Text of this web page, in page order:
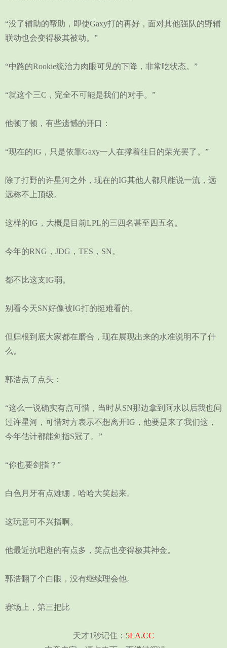
“没了辅助的帮助，即使Gaxy打的再好，面对其他强队的野辅
联动也会变得极其被动。”
“中路的Rookie统治力肉眼可见的下降，非常吃状态。”
“就这个三C，完全不可能是我们的对手。”
他顿了顿，有些遗憾的开口：
“现在的IG，只是依靠Gaxy一人在撑着往日的荣光罢了。”
除了打野的许星河之外，现在的IG其他人都只能说一流，远
远称不上顶级。
这样的IG，大概是目前LPL的三四名甚至四五名。
今年的RNG，JDG，TES，SN。
都不比这支IG弱。
别看今天SN好像被IG打的挺难看的。
但归根到底大家都在磨合，现在展现出来的水准说明不了什
么。
郭浩点了点头：
“这么一说确实有点可惜，当时从SN那边拿到阿水以后我也问
过许星河，可惜对方表示不想离开IG，他要是来了我们这，
今年估计都能剑指S冠了。”
“你也要剑指？”
白色月牙有点难绷，哈哈大笑起来。
这玩意可不兴指啊。
他最近抗吧逛的有点多，笑点也变得极其神金。
郭浩翻了个白眼，没有继续理会他。
赛场上，第三把比
天才1秒记住： 5LA.CC